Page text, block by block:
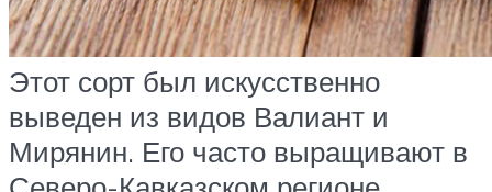
Этот сорт был искусственно
выведен из видов Валиант и
Мирянин. Его часто выращивают в